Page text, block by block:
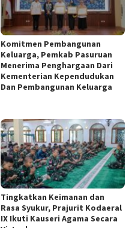
Komitmen Pembangunan
Keluarga, Pemkab Pasuruan
Menerima Penghargaan Dari
Kementerian Kependudukan
Dan Pembangunan Keluarga
Tingkatkan Keimanan dan
Rasa Syukur, Prajurit Kodaeral
IX Ikuti Kauseri Agama Secara